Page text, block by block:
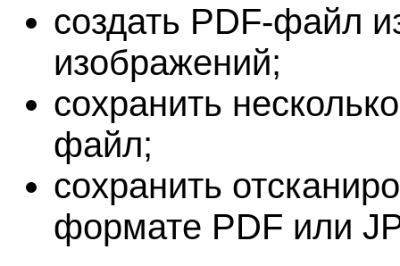
создать PDF-файл
изображений;
сохранить
файл;
сохранить
формате PDF или